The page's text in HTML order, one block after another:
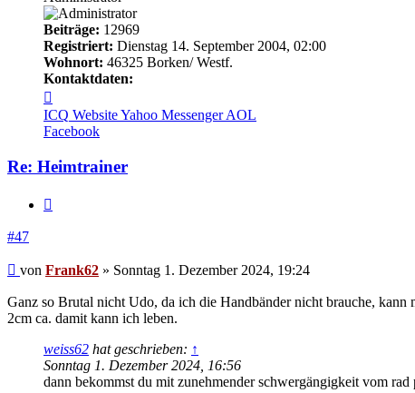
Beiträge: 12969
Registriert: Dienstag 14. September 2004, 02:00
Wohnort: 46325 Borken/ Westf.
Kontaktdaten:
von
Frank62
ICQ WebsiteYahoo Messenger AOL
Facebook
Re: Heimtrainer
#47
Beitrag
von Frank62 » Sonntag 1. Dezember 2024, 19:24
Ganz so Brutal nicht Udo, da ich die Handbänder nicht brauche, kann
2cm ca. damit kann ich leben.
weiss62 hat geschrieben: ↑
Sonntag 1. Dezember 2024, 16:56
dann bekommst du mit zunehmender schwergängigkeit vom rad